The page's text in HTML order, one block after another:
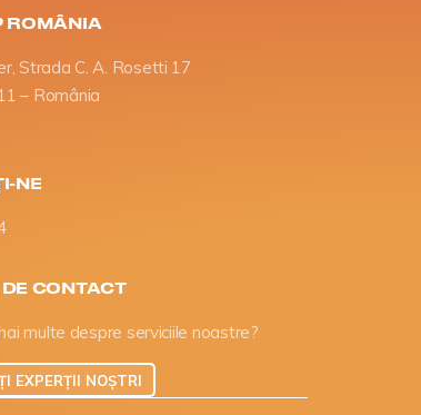
ROMÂNIA
Strada C. A. Rosetti 17
– România
NE
CONTACT
multe despre serviciile noastre?
EXPERȚII NOȘTRI